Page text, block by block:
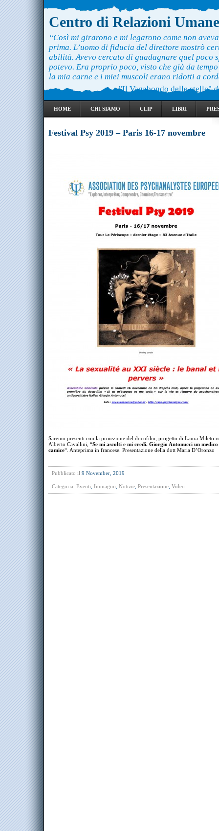
Centro di Relazioni Umane
“Così mi girarono e mi legarono come non
prima. L’uomo di fiducia del direttore mostrò
abilità. Avevo cercato di guadagnare quel poco
potevo. Era proprio poco, visto che già da
la mia carne e i miei muscoli erano ridotti a
"Il Vagabondo delle stelle"
HOME CHI SIAMO CLIP LIBRI
Festival Psy 2019 – Paris 16-17 novembre
Saremo presenti con la proiezione del docufilm, progetto di Laura Mileto
Alberto Cavallini, “Se mi ascolti e mi credi. Giorgio Antonucci un medico
camice“. Anteprima in francese. Presentazione della dott Maria D’Oronzo
Pubblicato il 9 November, 2019
Categoria: Eventi Immagini Notizie Presentazione Video